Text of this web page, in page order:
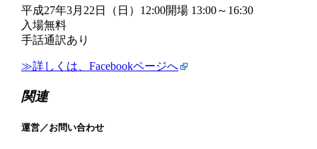
平成27年3月22日（日）12:00開場 13:00～16:30
入場無料
手話通訳あり
≫詳しくは、Facebookページへ
関連
運営／お問い合わせ